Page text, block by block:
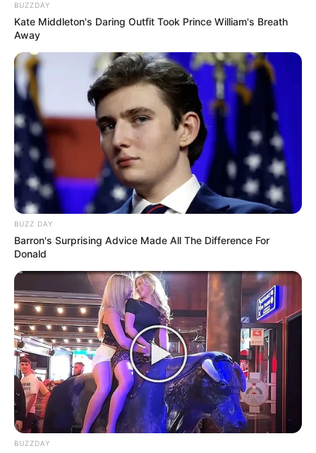
TAGS AKTRIS
BUZZDAY
Kate Middleton's Daring Outfit Took Prince William's Breath
Away
BUZZ DAY
Barron's Surprising Advice Made All The Difference For
Donald
BUZZDAY